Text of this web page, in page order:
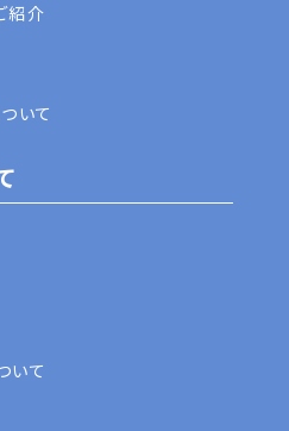
紹介
いて
いて